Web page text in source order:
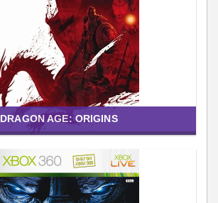
DRAGON AGE: ORIGINS